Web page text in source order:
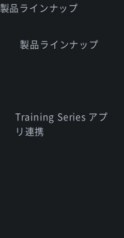
製品ラインナップ
製品ラインナップ
Training Series アプ
リ連携